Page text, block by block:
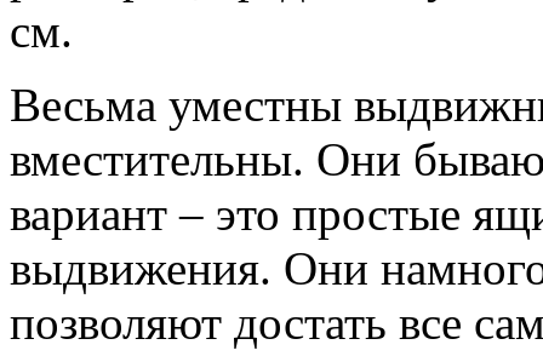
см.
Весьма уместны
вместительны. Они
вариант – это простые
выдвижения. Они
позволяют достать все